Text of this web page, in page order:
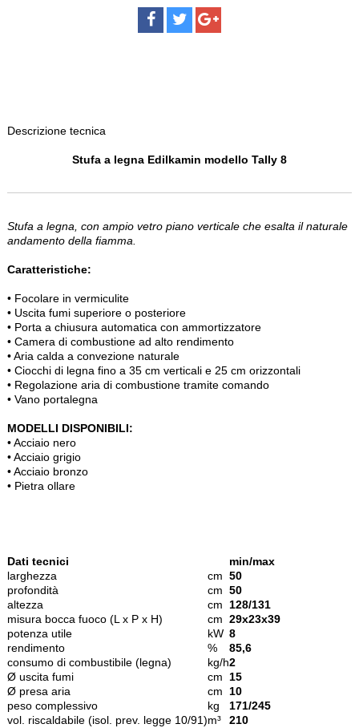
Descrizione tecnica
Stufa a legna Edilkamin modello Tally 8
Stufa a legna, con ampio vetro piano verticale che esalta il naturale
andamento della fiamma.
Caratteristiche:
• Focolare in vermiculite
• Uscita fumi superiore o posteriore
• Porta a chiusura automatica con ammortizzatore
• Camera di combustione ad alto rendimento
• Aria calda a convezione naturale
• Ciocchi di legna fino a 35 cm verticali e 25 cm orizzontali
• Regolazione aria di combustione tramite comando
• Vano portalegna
MODELLI DISPONIBILI:
• Acciaio nero
• Acciaio grigio
• Acciaio bronzo
• Pietra ollare
Dati tecnici
min/max
larghezza
cm 50
profondità
cm 50
altezza
cm
128/131
misura bocca fuoco (L x P x H)
cm 29x23x39
potenza utile
kW 8
rendimento
%
85,6
consumo di combustibile (legna)
kg/h2
Ø uscita fumi
cm
15
Ø presa aria
cm
10
peso complessivo
kg
171/245
vol. riscaldabile (isol. prev. legge 10/91)m³ 210